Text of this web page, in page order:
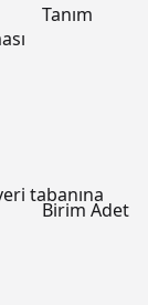
tabanına
Tanım
Birim Adet